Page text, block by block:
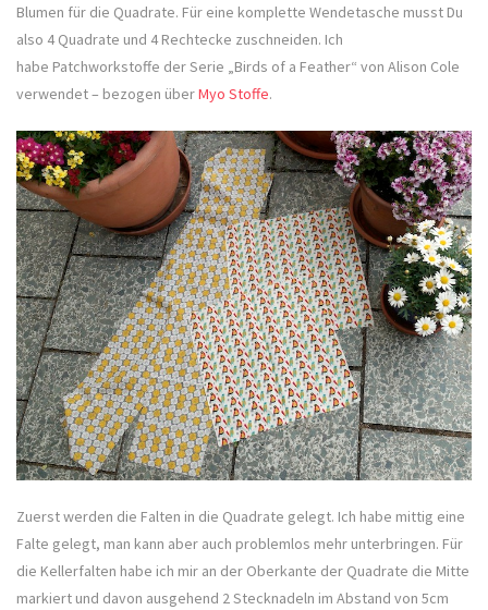
Blumen für die Quadrate. Für eine komplette Wendetasche musst Du
also 4 Quadrate und 4 Rechtecke zuschneiden. Ich
habe Patchworkstoffe der Serie „Birds of a Feather“ von Alison Cole
verwendet – bezogen überMyo Stoffe.
Zuerst werden die Falten in die Quadrate gelegt. Ich habe mittig eine
Falte gelegt, man kann aber auch problemlos mehr unterbringen. Für
die Kellerfalten habe ich mir an der Oberkante der Quadrate die Mitte
markiert und davon ausgehend 2 Stecknadeln im Abstand von 5cm